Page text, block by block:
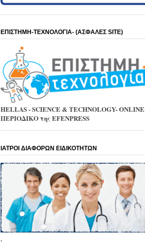
ΕΠΙΣΤΗΜΗ-ΤΕΧΝΟΛΟΓΙΑ- (ΑΣΦΑΛΕΣ SITE)
HELLAS - SCIENCE & TECHNOLOGY- ONLINE
ΠΕΡΙΟΔΙΚΟ της EFENPRESS
ΙΑΤΡΟΙ ΔΙΑΦΟΡΩΝ ΕΙΔΙΚΟΤΗΤΩΝ
.